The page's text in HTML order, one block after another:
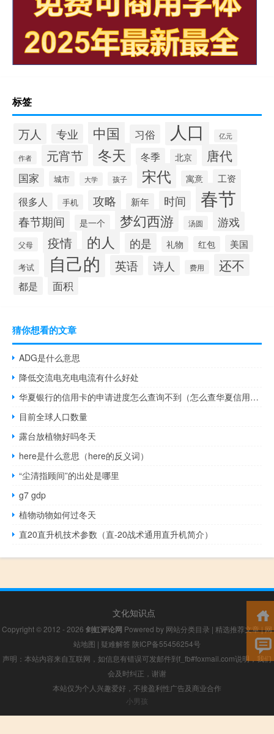
标签
万人 专业 中国 习俗 人口 亿元
作者 元宵节 冬天 冬季 北京 唐代
国家 城市 大学 孩子 宋代 寓意 工资
很多人 手机 攻略 新年 时间 春节
春节期间 是一个 梦幻西游 汤圆 游戏
父母 疫情 的人 的是 礼物 红包 美国
考试 自己的 英语 诗人 费用 还不
都是 面积
猜你想看的文章
ADG是什么意思
降低交流电充电电流有什么好处
华夏银行的信用卡的申请进度怎么查询不到（怎么查华夏信用卡申请进度）
目前全球人口数量
露台放植物好吗冬天
here是什么意思（here的反义词）
“尘清指顾间”的出处是哪里
g7 gdp
植物动物如何过冬天
直20直升机技术参数（直-20战术通用直升机简介）
文化知识点
Copyright © 2012 - 2026 剑虹评论网 Powered by 网站分类目录 | 精选推荐文章|网
站地图 | 疑难解答 陕ICP备55456254号
声明：本站内容来自互联网，如信息有错误可发邮件到f_fb#foxmail.com说明，我们
会及时纠正，谢谢
本站仅为个人兴趣爱好，不接盈利性广告及商业合作
小男孩